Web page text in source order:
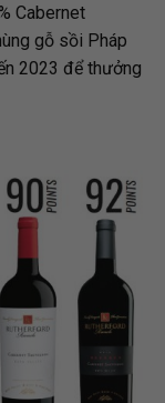
Cabernet
gỗ sồi Pháp
2023 để thưởng